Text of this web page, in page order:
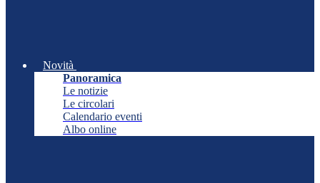
Novità
Panoramica
Le notizie
Le circolari
Calendario eventi
Albo online